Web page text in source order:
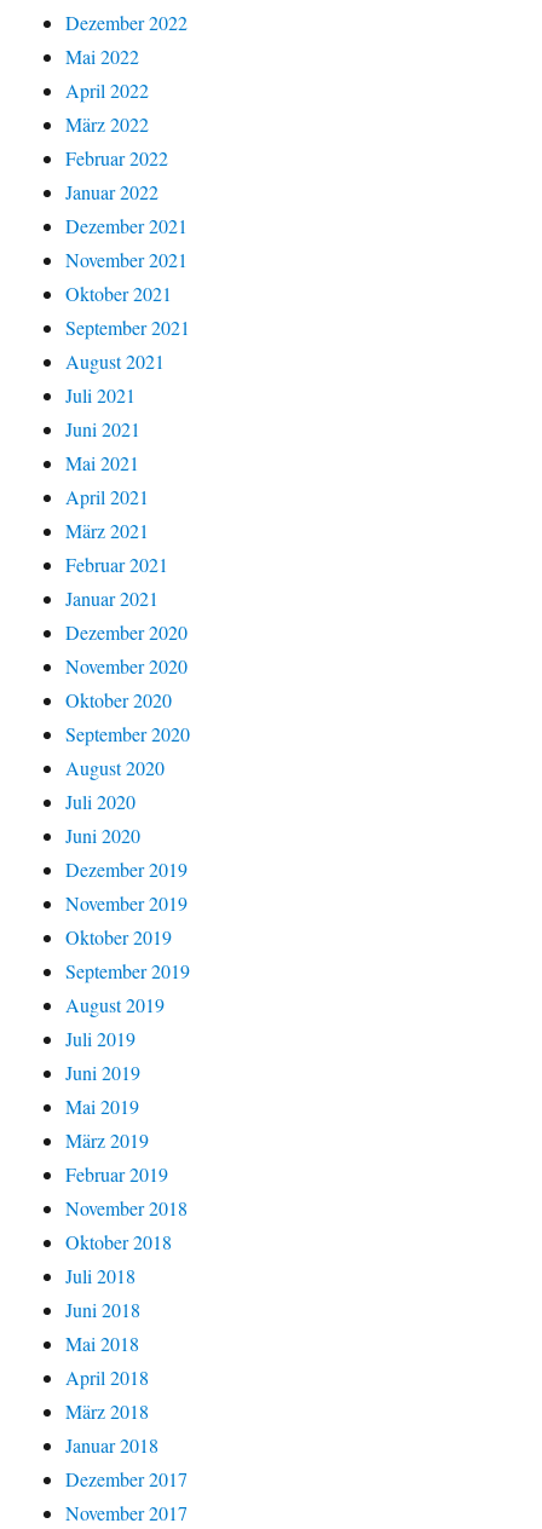
Dezember 2022
Mai 2022
April 2022
März 2022
Februar 2022
Januar 2022
Dezember 2021
November 2021
Oktober 2021
September 2021
August 2021
Juli 2021
Juni 2021
Mai 2021
April 2021
März 2021
Februar 2021
Januar 2021
Dezember 2020
November 2020
Oktober 2020
September 2020
August 2020
Juli 2020
Juni 2020
Dezember 2019
November 2019
Oktober 2019
September 2019
August 2019
Juli 2019
Juni 2019
Mai 2019
März 2019
Februar 2019
November 2018
Oktober 2018
Juli 2018
Juni 2018
Mai 2018
April 2018
März 2018
Januar 2018
Dezember 2017
November 2017